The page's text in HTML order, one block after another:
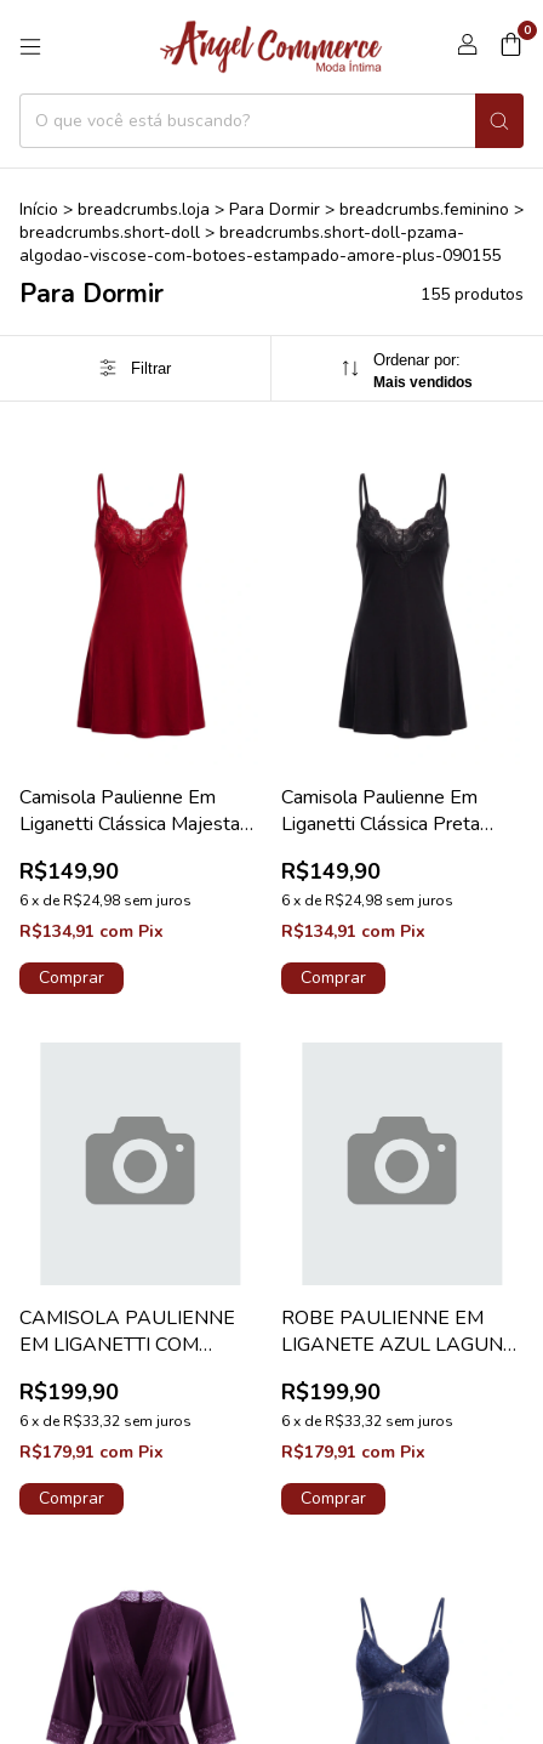
0
Início > breadcrumbs.loja > Para Dormir > breadcrumbs.feminino >
breadcrumbs.short-doll > breadcrumbs.short-doll-pzama-
algodao-viscose-com-botoes-estampado-amore-plus-090155
Para Dormir 155 produtos
Filtrar Ordenar por:
Mais vendidos
Camisola Paulienne Em
Liganetti Clássica Majestade
R$149,90
6x deR$24,98 sem juros
R$134,91 com Pix
Comprar
Camisola Paulienne Em
Liganetti Clássica Preta
R$149,90
6x deR$24,98 sem juros
R$134,91 com Pix
Comprar
CAMISOLA PAULIENNE
EM LIGANETTI COM
ADELE
R$199,90
6x deR$33,32 sem juros
R$179,91 com Pix
Comprar
ROBE PAULIENNE EM
LIGANETE AZUL LAGUNA
R$199,90
6x deR$33,32 sem juros
R$179,91 com Pix
Comprar